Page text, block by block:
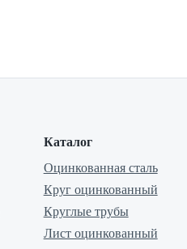
Каталог
Оцинкованная сталь
Круг оцинкованный
Круглые трубы
Лист оцинкованный